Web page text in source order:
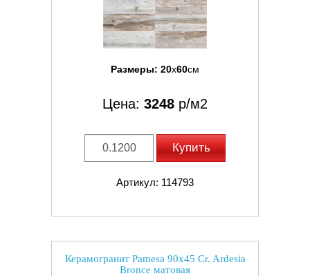
Размеры: 20x60см
Цена: 3248 р/м2
Купить
Артикул: 114793
Керамогранит Pamesa 90x45 Cr. Ardesia
Bronce матовая